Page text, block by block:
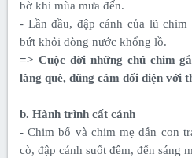
bờ khi mùa mưa đến.
- Lần đầu, đập cánh của lũ
bứt khỏi dòng nước khổng lồ.
=> Cuộc đời những chú chim
làng quê, dũng cảm đối diện với
b. Hành trình cất cánh
- Chim bố và chim mẹ dẫn con
cò, đập cánh suốt đêm, đến sáng